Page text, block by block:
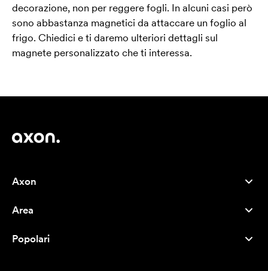
decorazione, non per reggere fogli. In alcuni casi però
sono abbastanza magnetici da attaccare un foglio al
frigo. Chiedici e ti daremo ulteriori dettagli sul
magnete personalizzato che ti interessa.
Axon
Chi siamo
Careers
Area
I più venduti
Popolari